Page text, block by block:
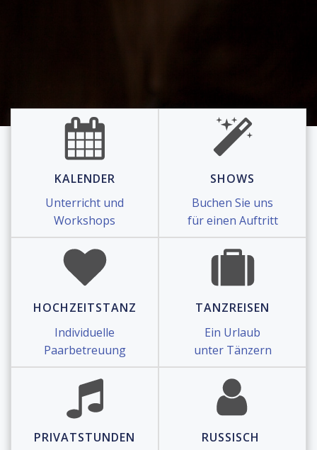
KALENDER
Unterricht und
Workshops
SHOWS
Buchen Sie uns
für einen Auftritt
HOCHZEITSTANZ
Individuelle
Paarbetreuung
TANZREISEN
Ein Urlaub
unter Tänzern
PRIVATSTUNDEN
RUSSISCH